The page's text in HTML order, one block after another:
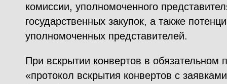
комиссии, уполномоченного
государственных закупок, а также
уполномоченных представителей.
При вскрытии конвертов в обязательном
«протокол вскрытия конвертов с